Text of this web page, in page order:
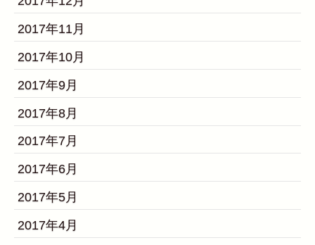
2017年11月
2017年10月
2017年9月
2017年8月
2017年7月
2017年6月
2017年5月
2017年4月